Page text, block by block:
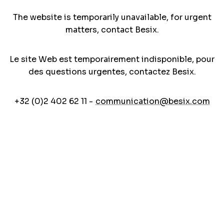
The website is temporarily unavailable, for urgent
matters, contact Besix.
Le site Web est temporairement indisponible, pour
des questions urgentes, contactez Besix.
+32 (0)2 402 62 11 - communication@besix.com